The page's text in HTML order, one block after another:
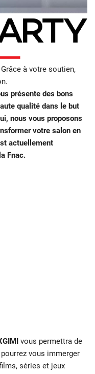
Grâce à votre soutien,
présente des bons
qualité dans le but
nous vous proposons
votre salon en
actuellement
Fnac.
vous permettra de
vous immerger
séries et jeux